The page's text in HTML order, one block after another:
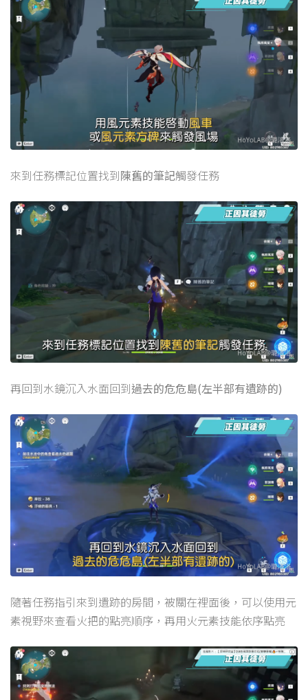
來到任務標記位置找到陳舊的筆記觸發任務
再回到水鏡沉入水面回到過去的危危島(左半部有遺跡的)
隨著任務指引來到遺跡的房間，被關在裡面後，可以使用元
素視野來查看火把的點亮順序，再用火元素技能依序點亮